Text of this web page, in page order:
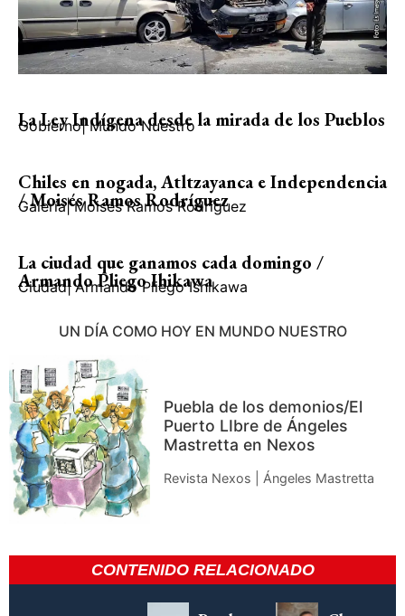
La Ley Indígena desde la mirada de los Pueblos
Gobierno| Mundo Nuestro
Chiles en nogada, Atltzayanca e Independencia
/ Moisés Ramos Rodríguez
Galería| Moisés Ramos Rodríguez
La ciudad que ganamos cada domingo /
Armando Pliego Ihikawa
Ciudad| Armando Pliego Ishikawa
UN DÍA COMO HOY EN MUNDO NUESTRO
Puebla de los demonios/El
Puerto LIbre de Ángeles
Mastretta en Nexos
Revista Nexos | Ángeles Mastretta
CONTENIDO RELACIONADO